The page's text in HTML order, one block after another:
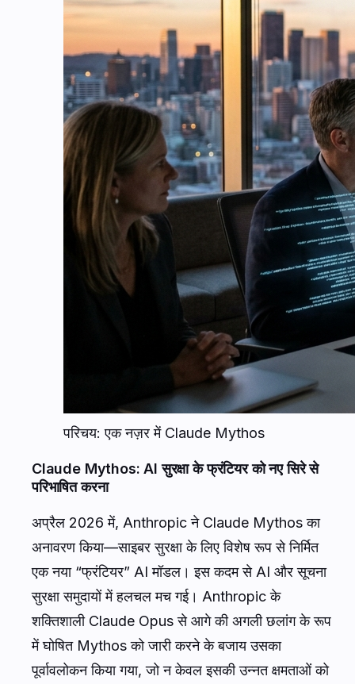
परिचय: एक नज़र में Claude Mythos
Claude Mythos: AI सुरक्षा के फ्रंटियर को नए सिरे से
परिभाषित करना
अप्रैल 2026 में, Anthropic ने Claude Mythos का
अनावरण किया—साइबर सुरक्षा के लिए विशेष रूप से निर्मित
एक नया “फ्रंटियर” AI मॉडल। इस कदम से AI और सूचना
सुरक्षा समुदायों में हलचल मच गई। Anthropic के
शक्तिशाली Claude Opus से आगे की अगली छलांग के रूप
में घोषित Mythos को जारी करने के बजाय उसका
पूर्वावलोकन किया गया, जो न केवल इसकी उन्नत क्षमताओं को